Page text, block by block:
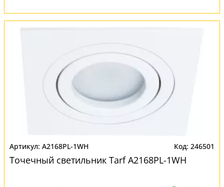
A2168PL-1WH 246501
Точечный светильник Tarf A2168PL-1WH